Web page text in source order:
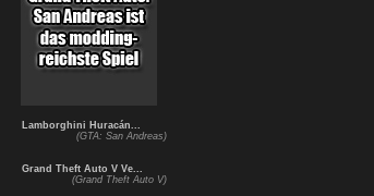
Lamborghini Huracán...
(GTA: San Andreas)
Grand Theft Auto V Ve...
(Grand Theft Auto V)